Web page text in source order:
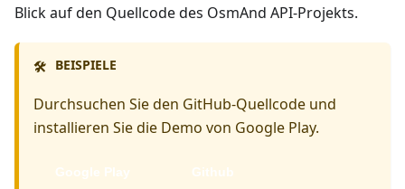
Blick auf den Quellcode des OsmAnd API-Projekts.
🛠️ BEISPIELE
Durchsuchen Sie den GitHub-Quellcode und
installieren Sie die Demo von Google Play.
Google Play Github